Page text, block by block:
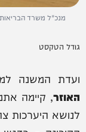
מנכ"ל משרד הבריאות
גודל הטקסט
ועדת המשנה
האוזר, קיימה
לנושא היערכות